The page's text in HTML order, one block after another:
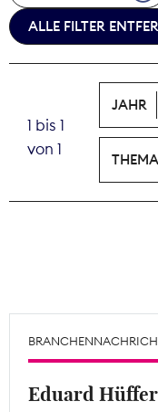
ALLE FILTER
1 bis 1
von 1
JAHR
THEMA
Eduard